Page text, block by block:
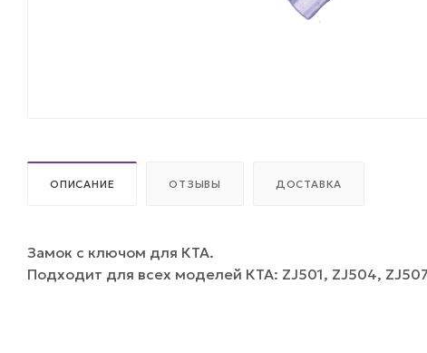
ОПИСАНИЕ ОТЗЫВЫ ДОСТАВКА
Замок с ключом для КТА.
Подходит для всех моделей КТА: ZJ501, ZJ504,